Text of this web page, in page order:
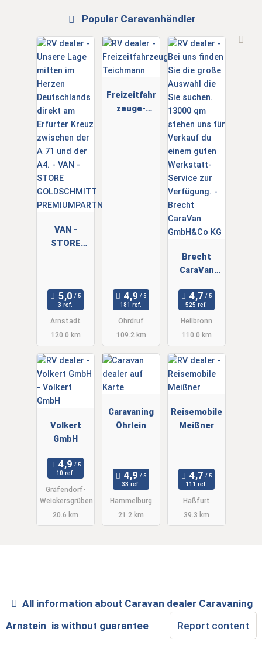
Popular Caravanhändler
VAN -
STORE
RTNER
3 ref.
Arnstadt
120.0 km
Freizeitfahr
zeuge-
181 ref.
Ohrdruf
109.2 km
Brecht
CaraVan
KG
525 ref.
Heilbronn
110.0 km
Volkert
GmbH
10 ref.
Gräfendorf-
Weickersgrüben
20.6 km
Caravaning
Öhrlein
33 ref.
Hammelburg
21.2 km
Reisemobile
Meißner
111 ref.
Haßfurt
39.3 km
All information about Caravan dealer Caravaning
Arnstein is without guarantee Report content